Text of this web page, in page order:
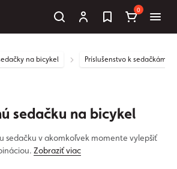
0
na bicykel Príslušenstvo k sedačkám
sedačku na bicykel
sedačku v akomkoľvek momente vylepšiť
Zobraziť viac